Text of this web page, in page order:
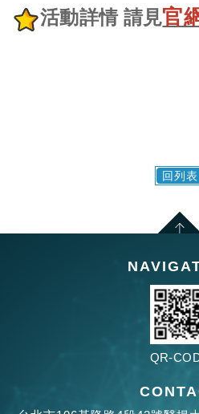
活動詳情 請見官
回列表
QR-